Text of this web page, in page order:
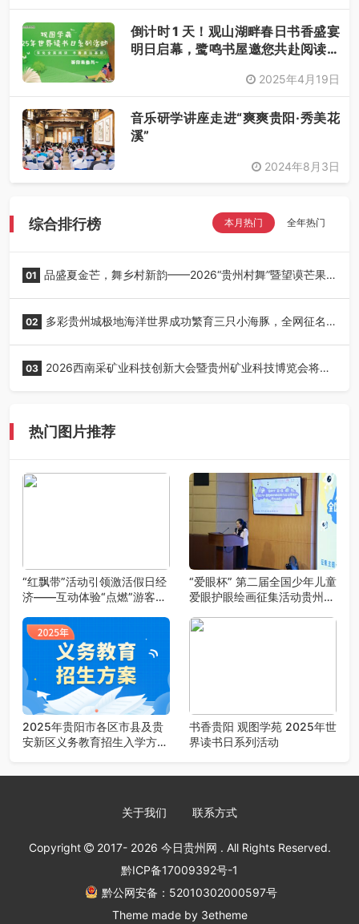
倒计时 1 天！观山湖畔春日书香盛宴
明日启幕，鹭鸣书屋邀您共赴阅读之
2025年4月19日
音乐研学讲座走进“爽爽贵阳·秀美花
溪”
2024年8月3日
综合排行榜 本月热门 全年热门
01 品盛夏金芒，舞乡村新韵——2026“贵州村舞”暨望谟芒果
02 多彩贵州城极地海洋世界成功繁育三只小海豚，全网征名
03 2026西南采矿业科技创新大会暨贵州矿业科技博览会将在
热门图片推荐
“红飘带”活动引领激活假日经
济——互动体验“点燃”游客激
“爱眼杯” 第二届全国少年儿童
爱眼护眼绘画征集活动贵州地
2025年贵阳市各区市县及贵
安新区义务教育招生入学方案
书香贵阳 观图学苑 2025年世
界读书日系列活动
关于我们 联系方式
Copyright 2017- 2026 今日贵州网 . All Rights Reserved.
黔ICP备17009392号-1
黔公网安备：52010302000597号
Theme made by 3etheme